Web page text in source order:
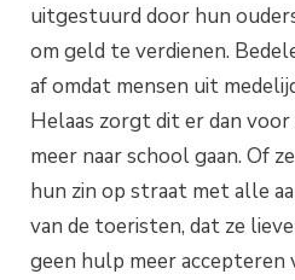
uitgestuurd door hun
om geld te verdienen.
af omdat mensen uit
Helaas zorgt dit er dan
meer naar school gaan. Of
hun zin op straat met alle
van de toeristen, dat ze
geen hulp meer accepteren